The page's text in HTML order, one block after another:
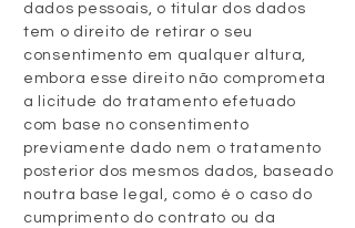
dados pessoais, o titular dos dados
tem o direito de retirar o seu
consentimento em qualquer altura,
embora esse direito não comprometa
a licitude do tratamento efetuado
com base no consentimento
previamente dado nem o tratamento
posterior dos mesmos dados, baseado
noutra base legal, como é o caso do
cumprimento do contrato ou da